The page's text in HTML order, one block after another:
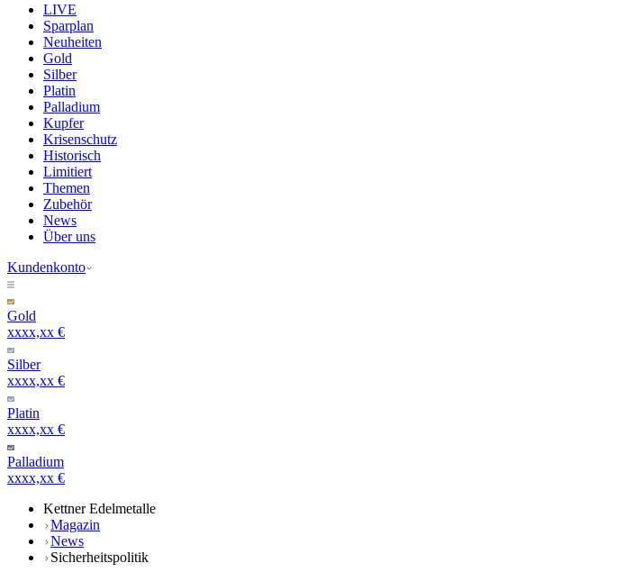
LIVE
Sparplan
Neuheiten
Gold
Silber
Platin
Palladium
Kupfer
Krisenschutz
Historisch
Limitiert
Themen
Zubehör
News
Über uns
Kundenkonto
Gold
xxxx,xx €
Silber
xxxx,xx €
Platin
xxxx,xx €
Palladium
xxxx,xx €
Kettner Edelmetalle
Magazin
News
Sicherheitspolitik